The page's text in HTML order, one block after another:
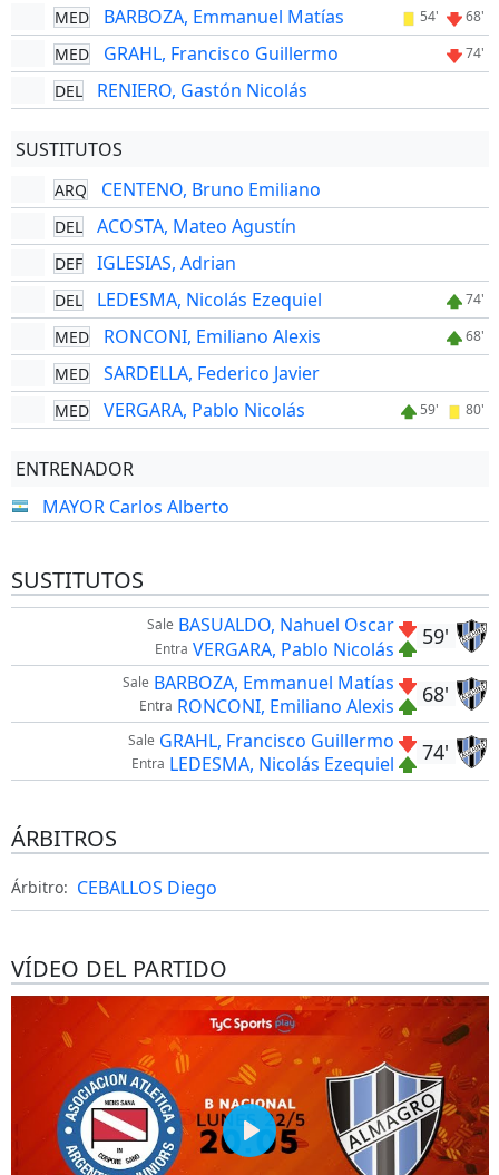
MED BARBOZA, Emmanuel Matías 54' 68'
MED GRAHL, Francisco Guillermo 74'
DEL RENIERO, Gastón Nicolás
SUSTITUTOS
ARQ CENTENO, Bruno Emiliano
DEL ACOSTA, Mateo Agustín
DEF IGLESIAS, Adrian
DEL LEDESMA, Nicolás Ezequiel 74'
MED RONCONI, Emiliano Alexis 68'
MED SARDELLA, Federico Javier
MED VERGARA, Pablo Nicolás 59' 80'
ENTRENADOR
MAYOR Carlos Alberto
SUSTITUTOS
59'
Sale BASUALDO, Nahuel Oscar
Entra VERGARA, Pablo Nicolás
68'
Sale BARBOZA, Emmanuel Matías
Entra RONCONI, Emiliano Alexis
74'
Sale GRAHL, Francisco Guillermo
Entra LEDESMA, Nicolás Ezequiel
ÁRBITROS
Árbitro: CEBALLOS Diego
VÍDEO DEL PARTIDO
Play